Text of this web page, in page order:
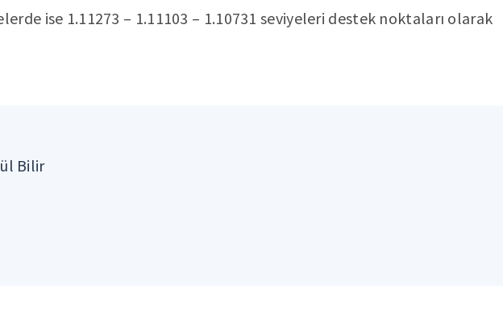
ise 1.11273 – 1.11103 – 1.10731 seviyeleri destek noktaları olarak
Bilir